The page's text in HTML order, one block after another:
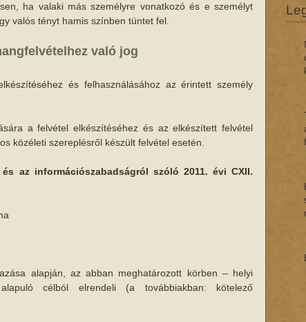
ha valaki más személyre vonatkozó és e személyt
valós tényt hamis színben tüntet fel.
való jog
és felhasználásához az érintett személy
a felvétel elkészítéséhez és az elkészített felvétel
közéleti szereplésről készült felvétel esetén.
az információszabadságról szóló 2011. évi CXII.
alapján, az abban meghatározott körben – helyi
célból elrendeli (a továbbiakban: kötelező